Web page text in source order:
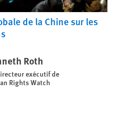
de la Chine sur les
Roth
exécutif de
Rights Watch